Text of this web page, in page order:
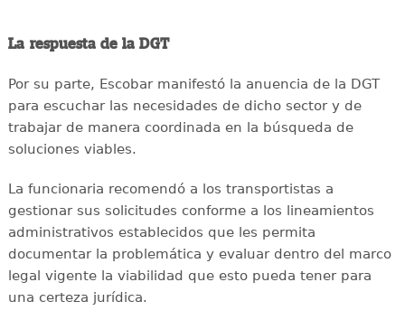
La respuesta de la DGT
Por su parte, Escobar manifestó la anuencia de la DGT
para escuchar las necesidades de dicho sector y de
trabajar de manera coordinada en la búsqueda de
soluciones viables.
La funcionaria recomendó a los transportistas a
gestionar sus solicitudes conforme a los lineamientos
administrativos establecidos que les permita
documentar la problemática y evaluar dentro del marco
legal vigente la viabilidad que esto pueda tener para
una certeza jurídica.